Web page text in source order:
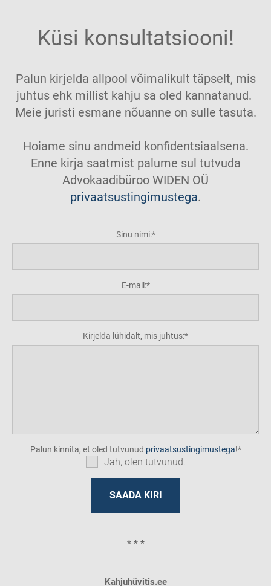
Küsi konsultatsiooni!
Palun kirjelda allpool võimalikult täpselt, mis
juhtus ehk millist kahju sa oled kannatanud.
Meie juristi esmane nõuanne on sulle tasuta.
Hoiame sinu andmeid konfidentsiaalsena.
Enne kirja saatmist palume sul tutvuda
Advokaadibüroo WIDEN OÜ
privaatsustingimustega.
Sinu nimi:
E-mail:
Kirjelda lühidalt, mis juhtus:
Palun kinnita, et oled tutvunud privaatsustingimustega!
Jah, olen tutvunud.
* * *
Kahjuhüvitis.ee